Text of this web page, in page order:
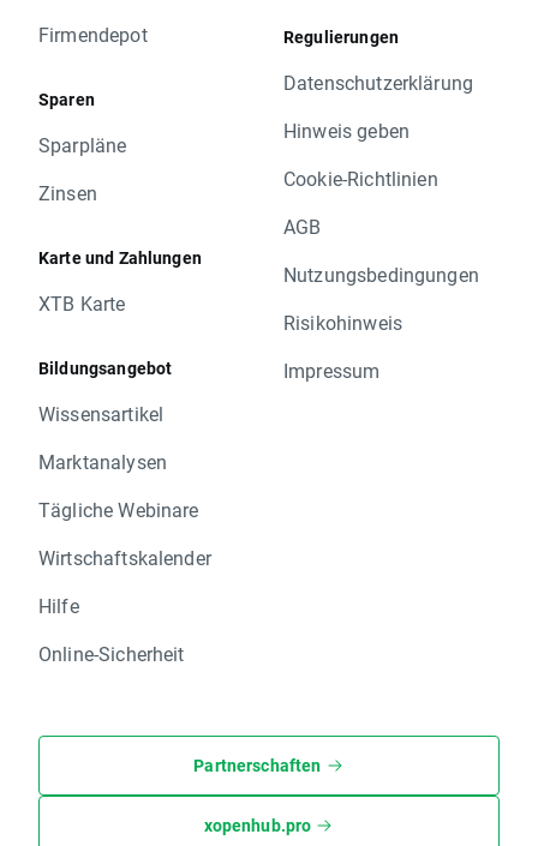
Firmendepot
Sparen
Sparpläne
Zinsen
Karte und Zahlungen
XTB Karte
Bildungsangebot
Wissensartikel
Marktanalysen
Tägliche Webinare
Wirtschaftskalender
Hilfe
Online-Sicherheit
Regulierungen
Datenschutzerklärung
Hinweis geben
Cookie-Richtlinien
AGB
Nutzungsbedingungen
Risikohinweis
Impressum
Partnerschaften
xopenhub.pro